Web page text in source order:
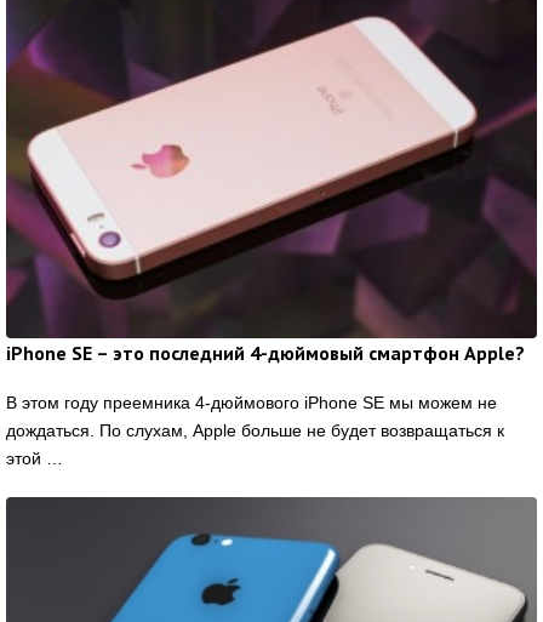
iPhone SE – это последний 4-дюймовый смартфон Apple?
В этом году преемника 4-дюймового iPhone SE мы можем не
дождаться. По слухам, Apple больше не будет возвращаться к
этой …